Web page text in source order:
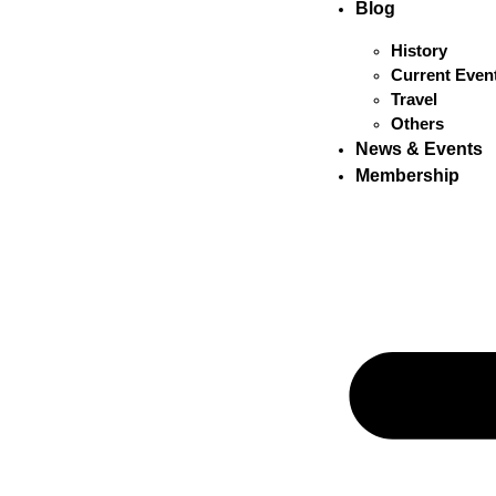
Blog
History
Current
Travel
Others
News & Events
Membership